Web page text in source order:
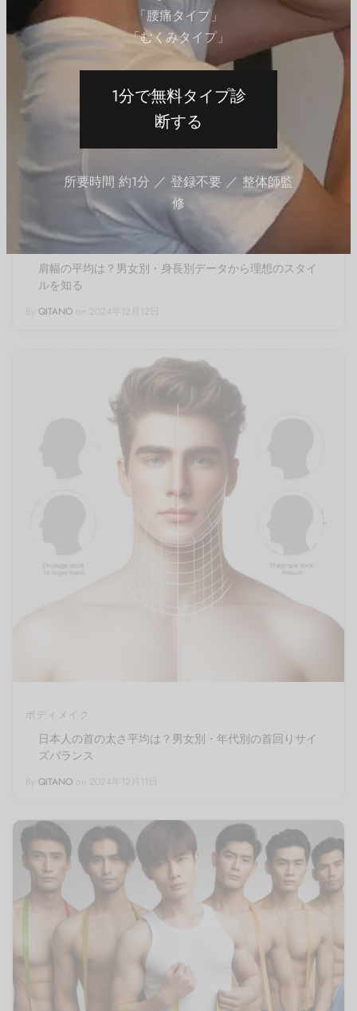
「腰痛タイプ」
「むくみタイプ」
1分で無料タイプ診
断する
所要時間 約1分 ／ 登録不要 ／ 整体師監
修
ボディメイク
肩幅の平均は？男女別・身長別データから理想のスタイ
ルを知る
QITANO
ボディメイク
日本人の首の太さ平均は？男女別・年代別の首回りサイ
ズバランス
QITANO